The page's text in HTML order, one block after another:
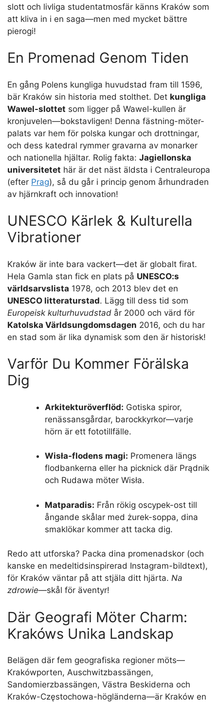
slott och livliga studentatmosfär känns Kraków som
att kliva in i en saga—men med mycket bättre
pierogi!
En Promenad Genom Tiden
En gång Polens kungliga huvudstad fram till 1596,
bär Kraków sin historia med stolthet. Det kungliga
Wawel-slottet som ligger på Wawel-kullen är
kronjuvelen—bokstavligen! Denna fästning-möter-
palats var hem för polska kungar och drottningar,
och dess katedral rymmer gravarna av monarker
och nationella hjältar. Rolig fakta: Jagiellonska
universitetet här är det näst äldsta i Centraleuropa
(efter Prag), så du går i princip genom århundraden
av hjärnkraft och innovation!
UNESCO Kärlek & Kulturella
Vibrationer
Kraków är inte bara vackert—det är globalt firat.
Hela Gamla stan fick en plats på UNESCO:s
världsarvslista 1978, och 2013 blev det en
UNESCO litteraturstad. Lägg till dess tid som
Europeisk kulturhuvudstad år 2000 och värd för
Katolska Världsungdomsdagen 2016, och du har
en stad som är lika dynamisk som den är historisk!
Varför Du Kommer Förälska
Dig
Arkitekturöverflöd: Gotiska spiror,
renässansgårdar, barockkyrkor—varje
hörn är ett fototillfälle.
Wisła-flodens magi: Promenera längs
flodbankerna eller ha picknick där Prądnik
och Rudawa möter Wisła.
Matparadis: Från rökig oscypek-ost till
ångande skålar med żurek-soppa, dina
smaklökar kommer att tacka dig.
Redo att utforska? Packa dina promenadskor (och
kanske en medeltidsinspirerad Instagram-bildtext),
för Kraków väntar på att stjäla ditt hjärta. Na
zdrowie—skål för äventyr!
Där Geografi Möter Charm:
Krakóws Unika Landskap
Belägen där fem geografiska regioner möts—
Krakówporten, Auschwitzbassängen,
Sandomierzbassängen, Västra Beskiderna och
Kraków-Częstochowa-högländerna—är Kraków en